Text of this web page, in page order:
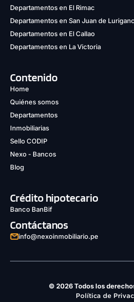
Departamentos en El Rimac
Departamentos en San Juan de
Departamentos en El Callao
Departamentos en La Victoria
Contenido
Home
Quiénes somos
Departamentos
Inmobiliarias
Sello CODIP
Nexo - Bancos
Blog
Crédito hipotecario
Banco BanBif
Contáctanos
info@nexoinmobiliario.pe
© 2026 Todos los
Política de